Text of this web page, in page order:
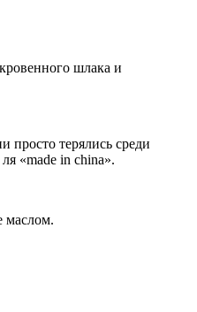
шлака и
просто терялись среди
«made in china».
маслом.